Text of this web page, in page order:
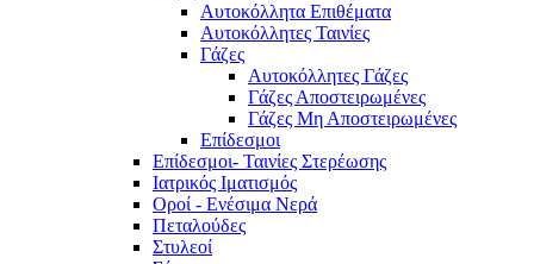
Αυτοκόλλητα Επιθέματα
Αυτοκόλλητες Ταινίες
Γάζες
Αυτοκόλλητες Γάζες
Γάζες Αποστειρωμένες
Γάζες Μη Αποστειρωμένες
Επίδεσμοι
Επίδεσμοι- Ταινίες Στερέωσης
Ιατρικός Ιματισμός
Οροί - Ενέσιμα Νερά
Πεταλούδες
Στυλεοί